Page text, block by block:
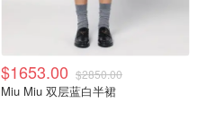
$1653.00 $2850.00
Miu Miu 双层蓝白半裙